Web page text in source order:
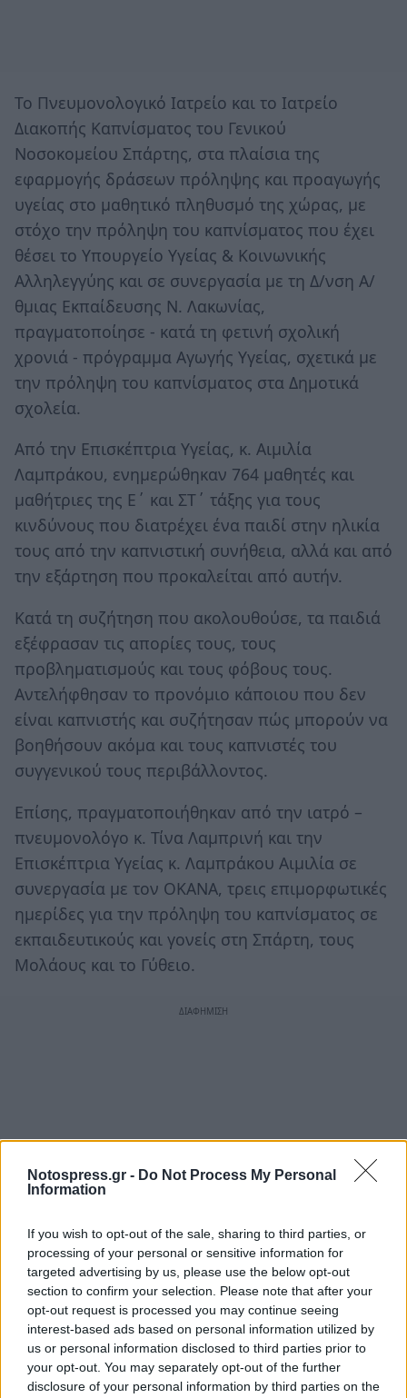
Notospress.gr - Do Not Process My Personal
Information
If you wish to opt-out of the sale, sharing to third parties, or
processing of your personal or sensitive information for
targeted advertising by us, please use the below opt-out
section to confirm your selection. Please note that after your
opt-out request is processed you may continue seeing
interest-based ads based on personal information utilized by
us or personal information disclosed to third parties prior to
your opt-out. You may separately opt-out of the further
disclosure of your personal information by third parties on the
Το Πνευμονολογικό Ιατρείο και το Ιατρείο
Διακοπής Καπνίσματος του Γενικού
Νοσοκομείου Σπάρτης, στα πλαίσια της
εφαρμογής δράσεων πρόληψης και προαγωγής
υγείας στο μαθητικό πληθυσμό της χώρας, με
στόχο την πρόληψη του καπνίσματος που έχει
θέσει το Υπουργείο Υγείας & Κοινωνικής
Αλληλεγγύης και σε συνεργασία με τη Δ/νση Α/
θμιας Εκπαίδευσης Ν. Λακωνίας,
πραγματοποίησε - κατά τη φετινή σχολική
χρονιά - πρόγραμμα Αγωγής Υγείας, σχετικά με
την πρόληψη του καπνίσματος στα Δημοτικά
σχολεία.
Από την Επισκέπτρια Υγείας, κ. Αιμιλία
Λαμπράκου, ενημερώθηκαν 764 μαθητές και
μαθήτριες της Ε΄ και ΣΤ΄ τάξης για τους
κινδύνους που διατρέχει ένα παιδί στην ηλικία
τους από την καπνιστική συνήθεια, αλλά και από
την εξάρτηση που προκαλείται από αυτήν.
Κατά τη συζήτηση που ακολουθούσε, τα παιδιά
εξέφρασαν τις απορίες τους, τους
προβληματισμούς και τους φόβους τους.
Αντελήφθησαν το προνόμιο κάποιου που δεν
είναι καπνιστής και συζήτησαν πώς μπορούν να
βοηθήσουν ακόμα και τους καπνιστές του
συγγενικού τους περιβάλλοντος.
Επίσης, πραγματοποιήθηκαν από την ιατρό –
πνευμονολόγο κ. Τίνα Λαμπρινή και την
Επισκέπτρια Υγείας κ. Λαμπράκου Αιμιλία σε
συνεργασία με τον ΟΚΑΝΑ, τρεις επιμορφωτικές
ημερίδες για την πρόληψη του καπνίσματος σε
εκπαιδευτικούς και γονείς στη Σπάρτη, τους
Μολάους και το Γύθειο.